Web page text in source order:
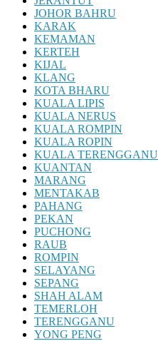
JOHOR BAHRU
KARAK
KEMAMAN
KERTEH
KIJAL
KLANG
KOTA BHARU
KUALA LIPIS
KUALA NERUS
KUALA ROMPIN
KUALA ROPIN
KUALA TERENGGANU
KUANTAN
MARANG
MENTAKAB
PAHANG
PEKAN
PUCHONG
RAUB
ROMPIN
SELAYANG
SEPANG
SHAH ALAM
TEMERLOH
TERENGGANU
YONG PENG